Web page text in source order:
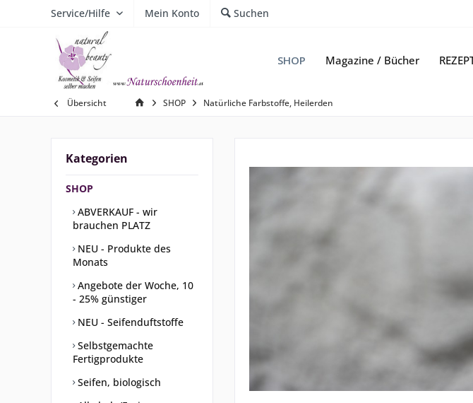
Service/Hilfe Mein Konto Suchen
SHOP Magazine / Bücher
Übersicht SHOP Natürliche Farbstoffe, Heilerden
Kategorien
SHOP
ABVERKAUF - wir
brauchen PLATZ
NEU - Produkte des
Monats
Angebote der Woche, 10
- 25% günstiger
NEU - Seifenduftstoffe
Selbstgemachte
Fertigprodukte
Seifen, biologisch